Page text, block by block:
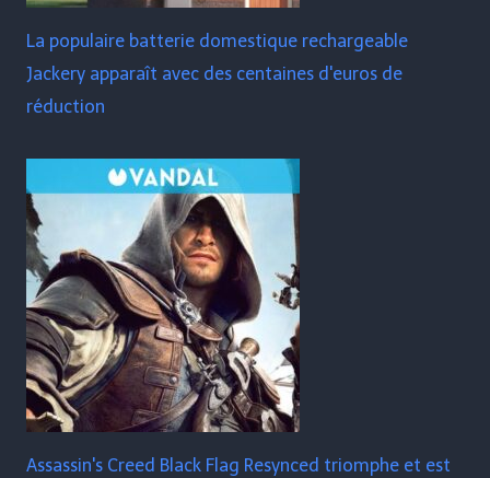
La populaire batterie domestique rechargeable
Jackery apparaît avec des centaines d'euros de
réduction
Assassin's Creed Black Flag Resynced triomphe et est